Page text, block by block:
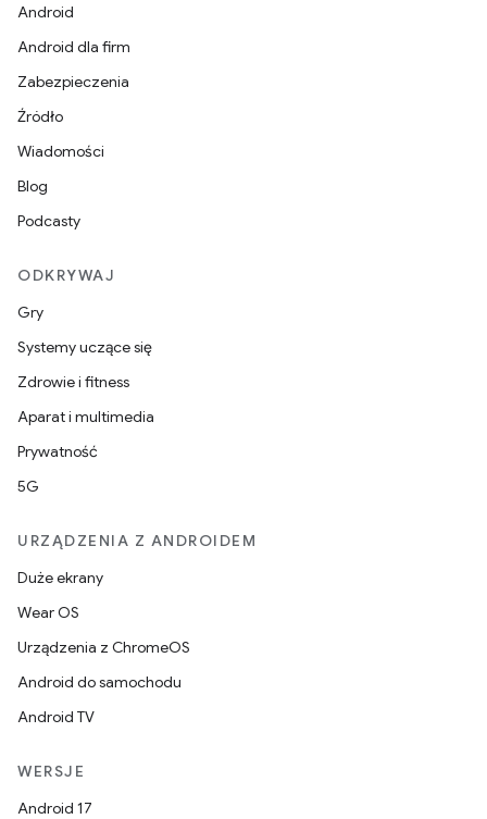
Android
Android dla firm
Zabezpieczenia
Źródło
Wiadomości
Blog
Podcasty
ODKRYWAJ
Gry
Systemy uczące się
Zdrowie i fitness
Aparat i multimedia
Prywatność
5G
URZĄDZENIA Z ANDROIDEM
Duże ekrany
Wear OS
Urządzenia z ChromeOS
Android do samochodu
Android TV
WERSJE
Android 17